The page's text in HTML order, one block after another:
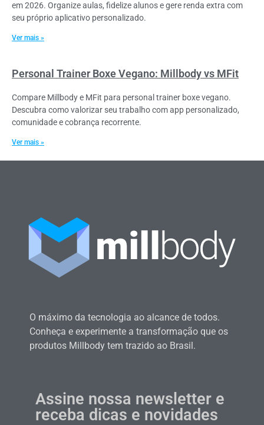
em 2026. Organize aulas, fidelize alunos e gere renda extra com
seu próprio aplicativo personalizado.
Ver mais »
Personal Trainer Boxe Vegano: Millbody vs MFit
Compare Millbody e MFit para personal trainer boxe vegano.
Descubra como valorizar seu trabalho com app personalizado,
comunidade e cobrança recorrente.
Ver mais »
O máximo da tecnologia ao alcance de todos.
Conheça e experimente a transformação que os
produtos Millbody tem trazido ao Brasil.
Assine nossa newsletter e
receba dicas e novidades